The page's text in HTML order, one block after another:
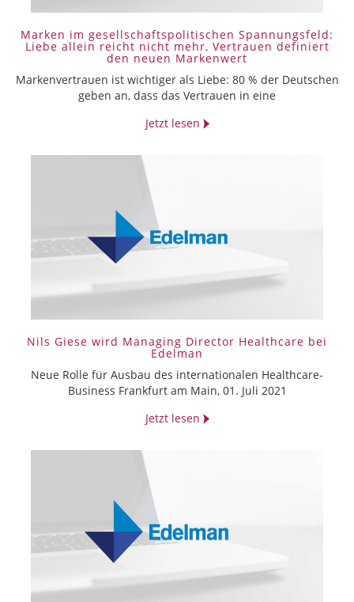
Marken im gesellschaftspolitischen Spannungsfeld:
Liebe allein reicht nicht mehr, Vertrauen definiert
den neuen Markenwert
Markenvertrauen ist wichtiger als Liebe: 80 % der Deutschen
geben an, dass das Vertrauen in eine
Jetzt lesen
Nils Giese wird Managing Director Healthcare bei
Edelman
Neue Rolle für Ausbau des internationalen Healthcare-
Business Frankfurt am Main, 01. Juli 2021
Jetzt lesen